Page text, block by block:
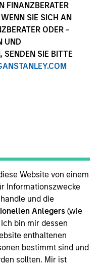
FINANZBERATER
SIE SICH AN
ODER -
UND
SENDEN SIE BITTE
Website von einem
Informationszwecke
und die
Anlegers(wie
bin mir dessen
enthaltenen
bestimmt sind und
sollten. Mir ist
Morgan Stanley
Vance
for coverage